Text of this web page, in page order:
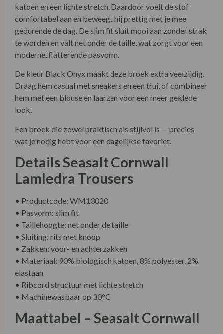
katoen en een lichte stretch. Daardoor voelt de stof
comfortabel aan en beweegt hij prettig met je mee
gedurende de dag. De slim fit sluit mooi aan zonder strak
te worden en valt net onder de taille, wat zorgt voor een
moderne, flatterende pasvorm.
De kleur Black Onyx maakt deze broek extra veelzijdig.
Draag hem casual met sneakers en een trui, of combineer
hem met een blouse en laarzen voor een meer geklede
look.
Een broek die zowel praktisch als stijlvol is — precies
wat je nodig hebt voor een dagelijkse favoriet.
Details Seasalt Cornwall
Lamledra Trousers
• Productcode: WM13020
• Pasvorm: slim fit
• Taillehoogte: net onder de taille
• Sluiting: rits met knoop
• Zakken: voor- en achterzakken
• Materiaal: 90% biologisch katoen, 8% polyester, 2%
elastaan
• Ribcord structuur met lichte stretch
• Machinewasbaar op 30°C
Maattabel – Seasalt Cornwall